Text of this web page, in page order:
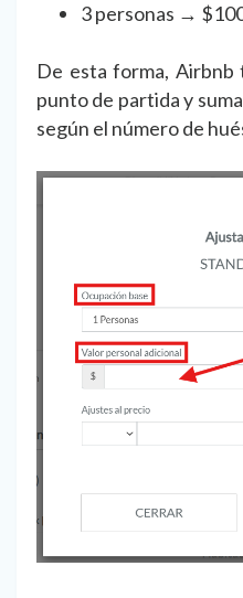
3 personas →
De esta forma, Airbnb
punto de partida y
según el número de